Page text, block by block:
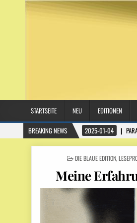
STARTSEITE NEU EDITIONEN
BREAKING NEWS
2025-01-04
POSTED
DIE BLAUE EDITION,
Meine